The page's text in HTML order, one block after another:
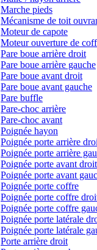
Marche pieds
Mécanisme de toit
Moteur de capote
Moteur ouverture de
Pare boue arrière droit
Pare boue arrière gauche
Pare boue avant droit
Pare boue avant gauche
Pare buffle
Pare-choc arrière
Pare-choc avant
Poignée hayon
Poignée porte arrière
Poignée porte arrière
Poignée porte avant droit
Poignée porte avant
Poignée porte coffre
Poignée porte coffre
Poignée porte coffre
Poignée porte latérale
Poignée porte latérale
Porte arrière droit